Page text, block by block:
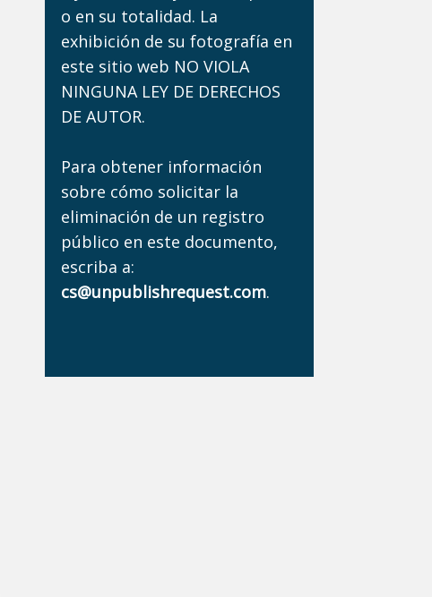
o en su totalidad. La
exhibición de su fotografía en
este sitio web NO VIOLA
NINGUNA LEY DE DERECHOS
DE AUTOR.
Para obtener información
sobre cómo solicitar la
eliminación de un registro
público en este documento,
escriba a:
cs@unpublishrequest.com.